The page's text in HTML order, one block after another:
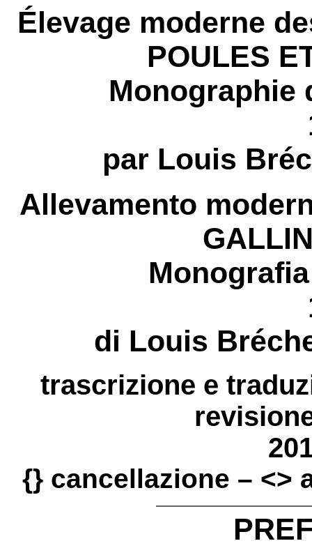
Élevage moderne
POULES
Monographie
par Louis
Allevamento
di Louis
trascrizione e
{} cancellazione – <>